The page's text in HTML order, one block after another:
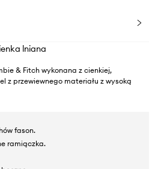
lniana
& Fitch wykonana z cienkiej,
z przewiewnego materiału z wysoką
fason.
ramiączka.